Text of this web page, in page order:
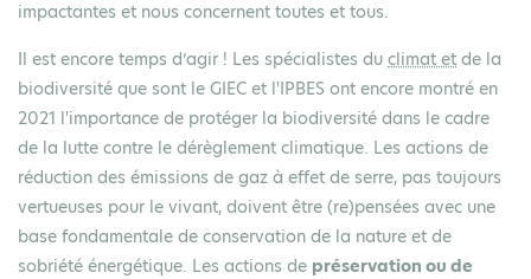
impactantes et nous concernent toutes et tous.
Il est encore temps d’agir ! Les spécialistes du climat et de la
biodiversité que sont le GIEC et l'IPBES ont encore montré en
2021 l'importance de protéger la biodiversité dans le cadre
de la lutte contre le dérèglement climatique. Les actions de
réduction des émissions de gaz à effet de serre, pas toujours
vertueuses pour le vivant, doivent être (re)pensées avec une
base fondamentale de conservation de la nature et de
sobriété énergétique. Les actions de préservation ou de